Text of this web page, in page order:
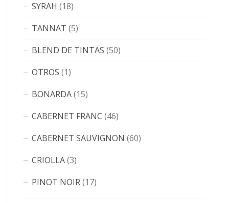
SYRAH (18)
TANNAT (5)
BLEND DE TINTAS (50)
OTROS (1)
BONARDA(15)
CABERNET FRANC (46)
CABERNET SAUVIGNON (60)
CRIOLLA(3)
PINOT NOIR(17)